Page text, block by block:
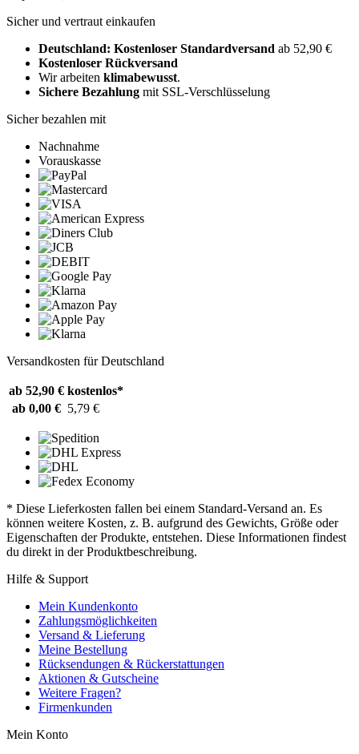
Sicher und vertraut einkaufen
Deutschland: Kostenloser Standardversand ab 52,90 €
Kostenloser Rückversand
Wir arbeiten klimabewusst.
Sichere Bezahlung mit SSL-Verschlüsselung
Sicher bezahlen mit
Nachnahme
Vorauskasse
Versandkosten für Deutschland
ab 52,90 € kostenlos*
ab 0,00 € 5,79 €
* Diese Lieferkosten fallen bei einem Standard-Versand an. Es
können weitere Kosten, z. B. aufgrund des Gewichts, Größe oder
Eigenschaften der Produkte, entstehen. Diese Informationen findest
du direkt in der Produktbeschreibung.
Hilfe & Support
Mein Kundenkonto
Zahlungsmöglichkeiten
Versand & Lieferung
Meine Bestellung
Rücksendungen & Rückerstattungen
Aktionen & Gutscheine
Weitere Fragen?
Firmenkunden
Mein Konto